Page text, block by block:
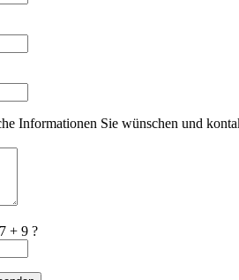
Informationen Sie wünschen und
+ 9 ?